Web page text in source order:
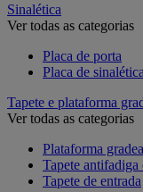
Sinalética
Ver todas as categorias
Placa de porta
Placa de sinalética
Tapete e plataforma
Ver todas as categorias
Plataforma
Tapete antifadiga
Tapete de entrada